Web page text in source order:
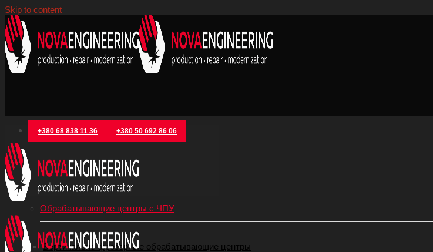
Skip to content
+380 68 838 11 36 +380 50 692 86 06
Категории товаров
Металлообрабатывающее оборудование
Обрабатывающие центры с ЧПУ
Вертикально-фрезерные обрабатывающие центры